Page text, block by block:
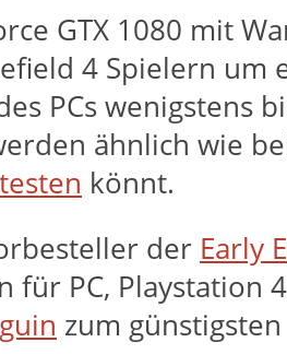
GTX 1080 mit
4 Spielern um
PCs wenigstens
ähnlich wie
könnt.
der Early
PC, Playstation
zum